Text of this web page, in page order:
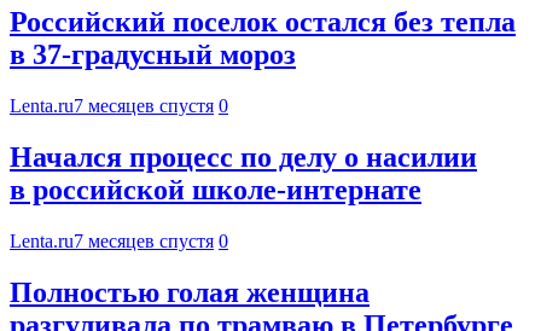
Российский поселок остался без тепла
в 37-градусный мороз
Lenta.ru7 месяцев спустя 0
Начался процесс по делу о насилии
в российской школе-интернате
Lenta.ru7 месяцев спустя 0
Полностью голая женщина